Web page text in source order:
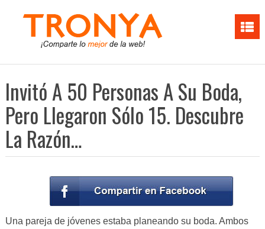
Invitó A 50 Personas A Su Boda,
Pero Llegaron Sólo 15. Descubre
La Razón…
Una pareja de jóvenes estaba planeando su boda. Ambos